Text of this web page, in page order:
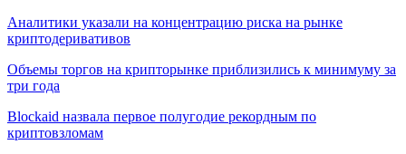
Аналитики указали на концентрацию риска на рынке
криптодеривативов
Объемы торгов на крипторынке приблизились к минимуму за
три года
Blockaid назвала первое полугодие рекордным по
криптовзломам